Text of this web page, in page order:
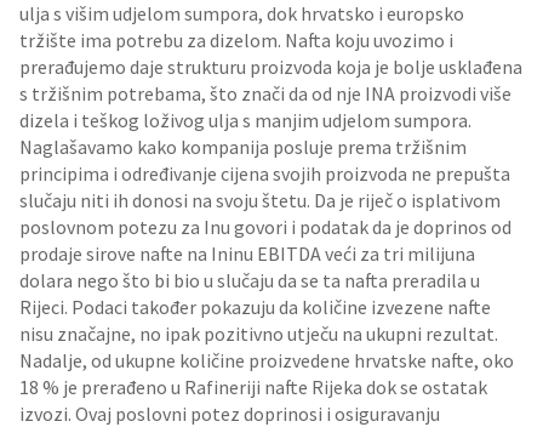
ulja s višim udjelom sumpora, dok hrvatsko i europsko
tržište ima potrebu za dizelom. Nafta koju uvozimo i
prerađujemo daje strukturu proizvoda koja je bolje usklađena
s tržišnim potrebama, što znači da od nje INA proizvodi više
dizela i teškog loživog ulja s manjim udjelom sumpora.
Naglašavamo kako kompanija posluje prema tržišnim
principima i određivanje cijena svojih proizvoda ne prepušta
slučaju niti ih donosi na svoju štetu. Da je riječ o isplativom
poslovnom potezu za Inu govori i podatak da je doprinos od
prodaje sirove nafte na Ininu EBITDA veći za tri milijuna
dolara nego što bi bio u slučaju da se ta nafta preradila u
Rijeci. Podaci također pokazuju da količine izvezene nafte
nisu značajne, no ipak pozitivno utječu na ukupni rezultat.
Nadalje, od ukupne količine proizvedene hrvatske nafte, oko
18 % je prerađeno u Rafineriji nafte Rijeka dok se ostatak
izvozi. Ovaj poslovni potez doprinosi i osiguravanju